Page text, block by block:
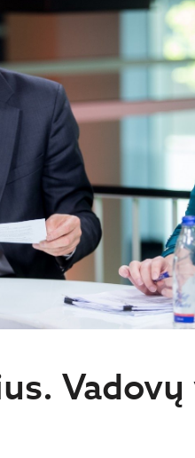
Vadovų